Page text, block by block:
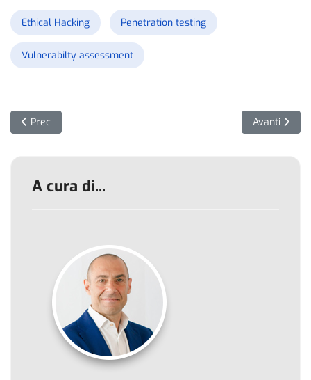
Ethical Hacking Penetration testing
Vulnerabilty assessment
Articolo precedente: Pillole di Pentration Testing: Vulnerability
Prec Articolo
Avanti
A cura di...